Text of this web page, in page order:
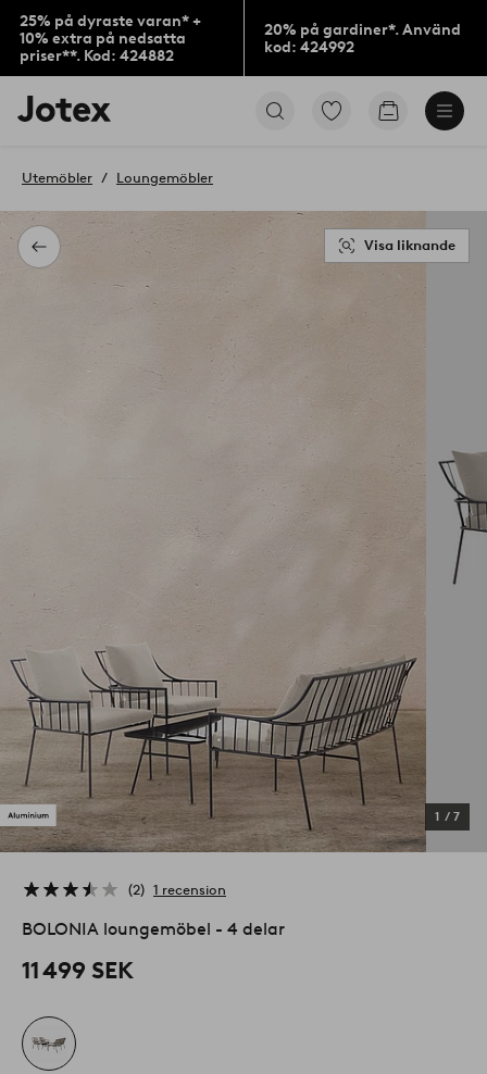
25% på dyraste varan* +
10% extra på nedsatta
priser**. Kod: 424882
20% på gardiner*. Använd
kod: 424992
Jotex
logotyp
till
Gå
Gå
Tillbaka
Utemöbler Loungemöbler
1 / 7
Visa liknande
2 1 recension
BOLONIA loungemöbel - 4 delar
11 499 SEK